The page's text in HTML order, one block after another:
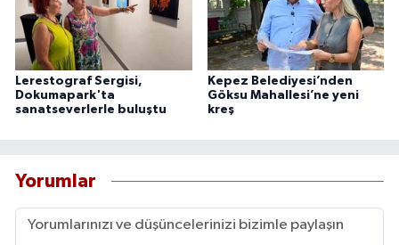
Lerestograf Sergisi,
Dokumapark'ta
sanatseverlerle buluştu
Kepez Belediyesi’nden
Göksu Mahallesi’ne yeni
kreş
Yorumlar